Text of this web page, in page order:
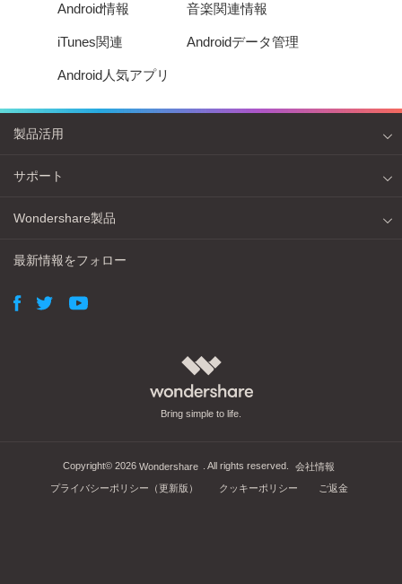
Android情報 音楽関連情報
iTunes関連 Androidデータ管理
Android人気アプリ
Bring simple to life.
製品活用
サポート
Wondershare製品
最新情報をフォロー
Copyright© 2026 Wondershare . All rights reserved.
会社情報
プライバシーポリシー（更新版）
クッキーポリシー ご返金